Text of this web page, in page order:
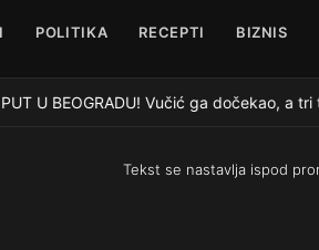
POLITIKA RECEPTI BIZNIS
U BEOGRADU! Vučić ga dočekao, a
Tekst se nastavlja ispod